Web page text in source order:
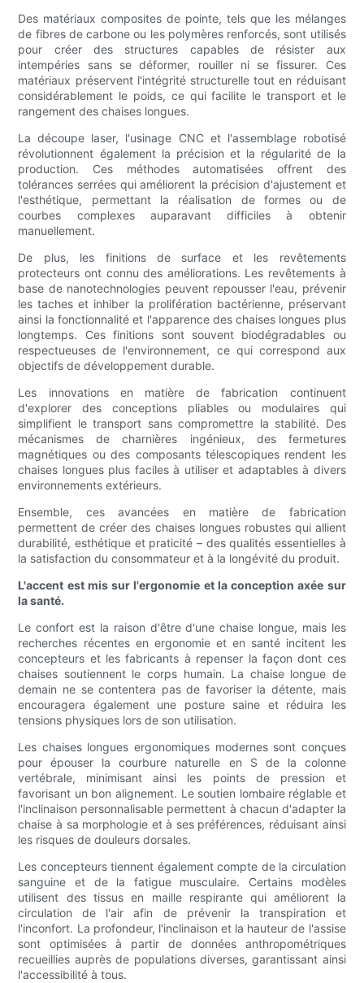
Des matériaux composites de pointe, tels que les mélanges
de fibres de carbone ou les polymères renforcés, sont utilisés
pour créer des structures capables de résister aux
intempéries sans se déformer, rouiller ni se fissurer. Ces
matériaux préservent l'intégrité structurelle tout en réduisant
considérablement le poids, ce qui facilite le transport et le
rangement des chaises longues.
La découpe laser, l'usinage CNC et l'assemblage robotisé
révolutionnent également la précision et la régularité de la
production. Ces méthodes automatisées offrent des
tolérances serrées qui améliorent la précision d'ajustement et
l'esthétique, permettant la réalisation de formes ou de
courbes complexes auparavant difficiles à obtenir
manuellement.
De plus, les finitions de surface et les revêtements
protecteurs ont connu des améliorations. Les revêtements à
base de nanotechnologies peuvent repousser l'eau, prévenir
les taches et inhiber la prolifération bactérienne, préservant
ainsi la fonctionnalité et l'apparence des chaises longues plus
longtemps. Ces finitions sont souvent biodégradables ou
respectueuses de l'environnement, ce qui correspond aux
objectifs de développement durable.
Les innovations en matière de fabrication continuent
d'explorer des conceptions pliables ou modulaires qui
simplifient le transport sans compromettre la stabilité. Des
mécanismes de charnières ingénieux, des fermetures
magnétiques ou des composants télescopiques rendent les
chaises longues plus faciles à utiliser et adaptables à divers
environnements extérieurs.
Ensemble, ces avancées en matière de fabrication
permettent de créer des chaises longues robustes qui allient
durabilité, esthétique et praticité – des qualités essentielles à
la satisfaction du consommateur et à la longévité du produit.
L'accent est mis sur l'ergonomie et la conception axée sur
la santé.
Le confort est la raison d'être d'une chaise longue, mais les
recherches récentes en ergonomie et en santé incitent les
concepteurs et les fabricants à repenser la façon dont ces
chaises soutiennent le corps humain. La chaise longue de
demain ne se contentera pas de favoriser la détente, mais
encouragera également une posture saine et réduira les
tensions physiques lors de son utilisation.
Les chaises longues ergonomiques modernes sont conçues
pour épouser la courbure naturelle en S de la colonne
vertébrale, minimisant ainsi les points de pression et
favorisant un bon alignement. Le soutien lombaire réglable et
l'inclinaison personnalisable permettent à chacun d'adapter la
chaise à sa morphologie et à ses préférences, réduisant ainsi
les risques de douleurs dorsales.
Les concepteurs tiennent également compte de la circulation
sanguine et de la fatigue musculaire. Certains modèles
utilisent des tissus en maille respirante qui améliorent la
circulation de l'air afin de prévenir la transpiration et
l'inconfort. La profondeur, l'inclinaison et la hauteur de l'assise
sont optimisées à partir de données anthropométriques
recueillies auprès de populations diverses, garantissant ainsi
l'accessibilité à tous.